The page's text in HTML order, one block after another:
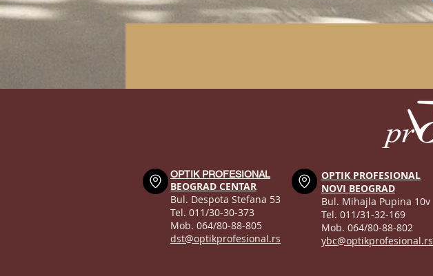
OPTIK PROFESIONAL
BEOGRAD CENTAR
Bul. Despota Stefana 53
Tel. 011/30-30-373
Mob. 064/80-88-805
dst@optikprofesional.rs
OPTIK PROFESIONAL
NOVI BEOGRAD
Bul. Mihajla Pupina 10v
Tel. 011/31-32-169
Mob. 064/80-88-802
ybc@optikprofesional.rs